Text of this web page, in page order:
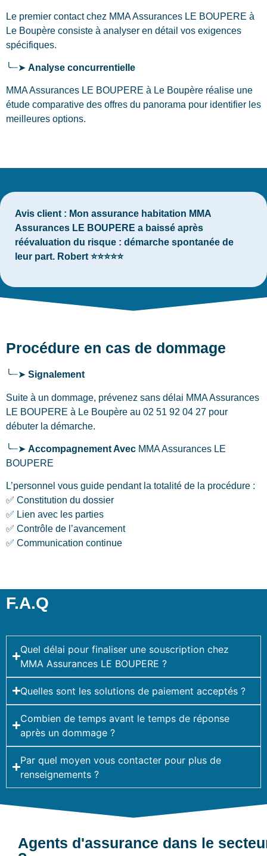
Le premier contact chez MMA Assurances LE BOUPERE à
Le Boupère consiste à analyser en détail vos exigences
spécifiques.
╰┈➤ Analyse concurrentielle
MMA Assurances LE BOUPERE à Le Boupère réalise une
étude comparative des offres du panorama pour identifier les
meilleures options.
Avis client : Mon assurance habitation MMA
Assurances LE BOUPERE a baissé après
réévaluation du risque : démarche spontanée de
leur part. Robert ⭐⭐⭐⭐⭐
Procédure en cas de dommage
╰┈➤ Signalement
Suite à un dommage, prévenez sans délai MMA Assurances
LE BOUPERE à Le Boupère au 02 51 92 04 27 pour
débuter la démarche.
╰┈➤ Accompagnement Avec MMA Assurances LE
BOUPERE
L’personnel vous guide pendant la totalité de la procédure :
✅ Constitution du dossier
✅ Lien avec les parties
✅ Contrôle de l’avancement
✅ Communication continue
F.A.Q
Quel délai pour finaliser une souscription chez
MMA Assurances LE BOUPERE ?
Quelles sont les solutions de paiement acceptés ?
Combien de temps avant le temps de réponse
après un dommage ?
Par quel moyen vous contacter pour plus de
renseignements ?
Agents d'assurance dans le